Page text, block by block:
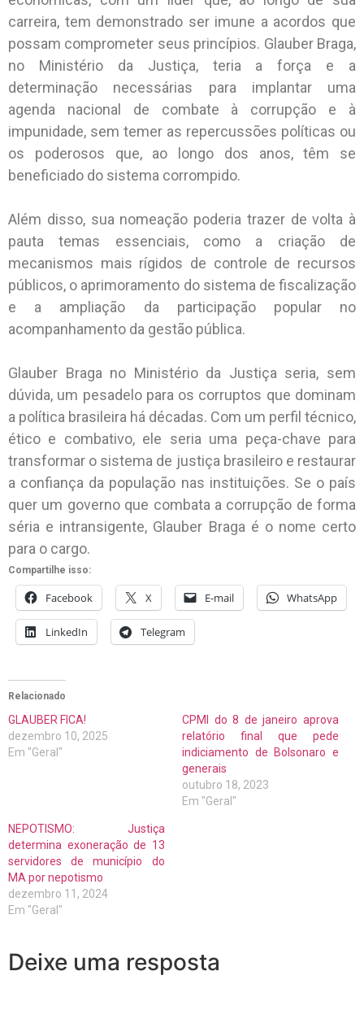
carreira, tem demonstrado ser imune a acordos que
possam comprometer seus princípios. Glauber Braga,
no Ministério da Justiça, teria a força e a
determinação necessárias para implantar uma
agenda nacional de combate à corrupção e à
impunidade, sem temer as repercussões políticas ou
os poderosos que, ao longo dos anos, têm se
beneficiado do sistema corrompido.
Além disso, sua nomeação poderia trazer de volta à
pauta temas essenciais, como a criação de
mecanismos mais rígidos de controle de recursos
públicos, o aprimoramento do sistema de fiscalização
e a ampliação da participação popular no
acompanhamento da gestão pública.
Glauber Braga no Ministério da Justiça seria, sem
dúvida, um pesadelo para os corruptos que dominam
a política brasileira há décadas. Com um perfil técnico,
ético e combativo, ele seria uma peça-chave para
transformar o sistema de justiça brasileiro e restaurar
a confiança da população nas instituições. Se o país
quer um governo que combata a corrupção de forma
séria e intransigente, Glauber Braga é o nome certo
para o cargo.
Compartilhe isso:
Facebook X E-mail WhatsApp
LinkedIn Telegram
Relacionado
GLAUBER FICA!
dezembro 10, 2025
Em "Geral"
CPMI do 8 de janeiro aprova
relatório final que pede
indiciamento de Bolsonaro e
generais
outubro 18, 2023
Em "Geral"
NEPOTISMO: Justiça
determina exoneração de 13
servidores de município do
MA por nepotismo
dezembro 11, 2024
Em "Geral"
Deixe uma resposta